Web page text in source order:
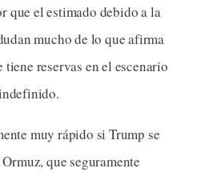
que el estimado debido a la
mucho de lo que afirma
reservas en el escenario
muy rápido si Trump se
que seguramente